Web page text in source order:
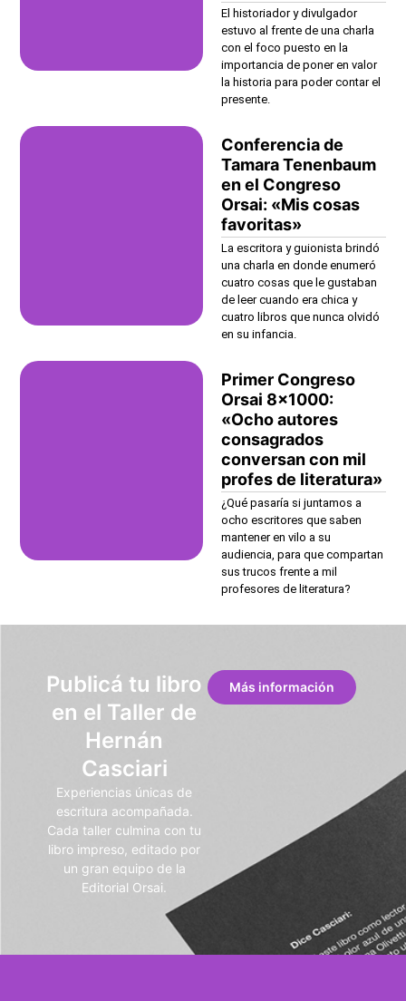
El historiador y divulgador
estuvo al frente de una charla
con el foco puesto en la
importancia de poner en valor
la historia para poder contar el
presente.
Conferencia de
Tamara Tenenbaum
en el Congreso
Orsai: «Mis cosas
favoritas»
La escritora y guionista brindó
una charla en donde enumeró
cuatro cosas que le gustaban
de leer cuando era chica y
cuatro libros que nunca olvidó
en su infancia.
Primer Congreso
Orsai 8×1000:
«Ocho autores
consagrados
conversan con mil
profes de literatura»
¿Qué pasaría si juntamos a
ocho escritores que saben
mantener en vilo a su
audiencia, para que compartan
sus trucos frente a mil
profesores de literatura?
Publicá tu libro
en el Taller de
Hernán
Casciari
Experiencias únicas de
escritura acompañada.
Cada taller culmina con tu
libro impreso, editado por
un gran equipo de la
Editorial Orsai.
Más información